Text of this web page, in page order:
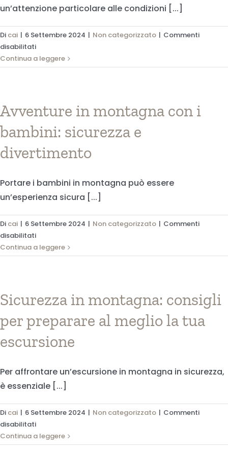
un’attenzione particolare alle condizioni [...]
Di cai | 6 Settembre 2024 | Non categorizzato | Commenti
disabilitatisu
Maltempo
in
raccomandazioni
Continua a leggere
Avventure in montagna con i
bambini: sicurezza e
divertimento
Portare i bambini in montagna può essere
un’esperienza sicura [...]
Di cai | 6 Settembre 2024 | Non categorizzato | Commenti
disabilitatisu
Avventure
in
bambini:
sicurezza
e
divertimento
Continua a leggere
Sicurezza in montagna: consigli
per preparare al meglio la tua
escursione
Per affrontare un’escursione in montagna in sicurezza,
è essenziale [...]
Di cai | 6 Settembre 2024 | Non categorizzato | Commenti
disabilitatisu
Sicurezza
in
Continua a leggere